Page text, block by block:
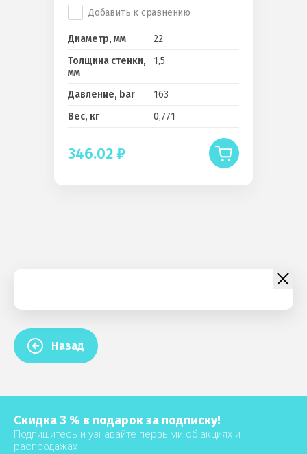
Добавить к сравнению
Диаметр, мм
22
Толщина стенки,
мм
1,5
Давление, bar
163
Вес, кг
0,771
346.02₽
Назад
Скидка 3 % в подарок за подписку!
Подпишитесь и узнавайте первыми об акциях и
распродажах